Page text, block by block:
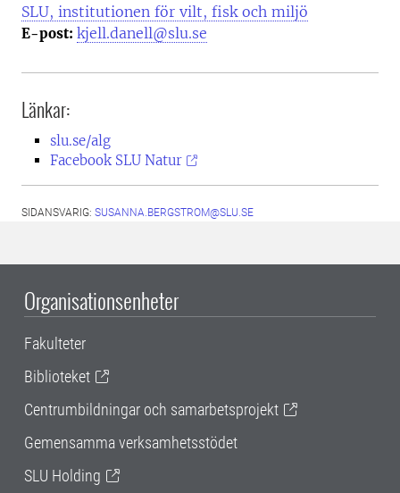
SLU, institutionen för vilt, fisk och miljö
E-post: kjell.danell@slu.se
Länkar:
slu.se/alg
Facebook SLU Natur
SIDANSVARIG: SUSANNA.BERGSTROM@SLU.SE
Organisationsenheter
Fakulteter
Biblioteket
Centrumbildningar och samarbetsprojekt
Gemensamma verksamhetsstödet
SLU Holding